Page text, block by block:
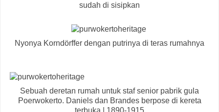
sudah di sisipkan
Nyonya Korndörffer dengan putrinya di teras rumahnya
Sebuah deretan rumah untuk staf senior pabrik gula
Poerwokerto. Daniels dan Brandes berpose di kereta
terbuka | 1890-1915